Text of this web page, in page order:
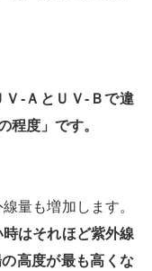
Ｖ-ＡとＵＶ-Ｂで違
程度」です。
量も増加します。
はそれほど紫外線
高度が最も高くな